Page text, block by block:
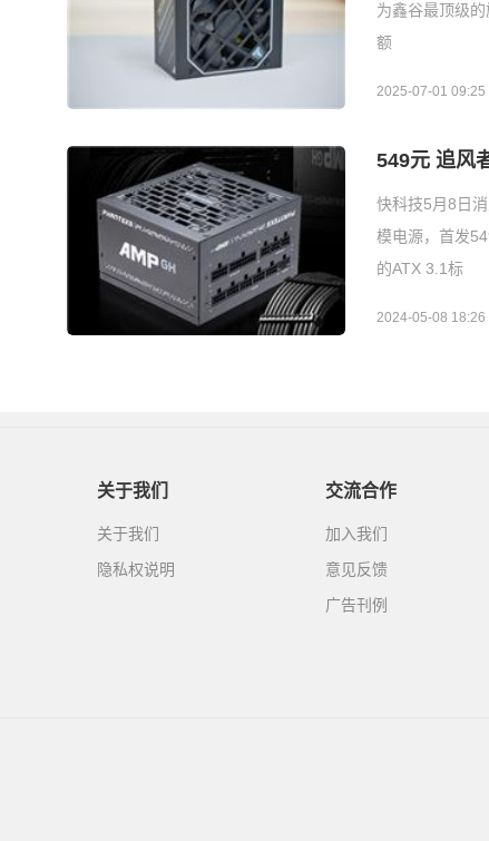
为鑫谷最顶级
额
2025-07-01 09:25
549元 追风
快科技5月8日
模电源，首发
的ATX 3.1标
2024-05-08 18:26
关于我们
关于我们
隐私权说明
交流合作
加入我们
意见反馈
广告刊例